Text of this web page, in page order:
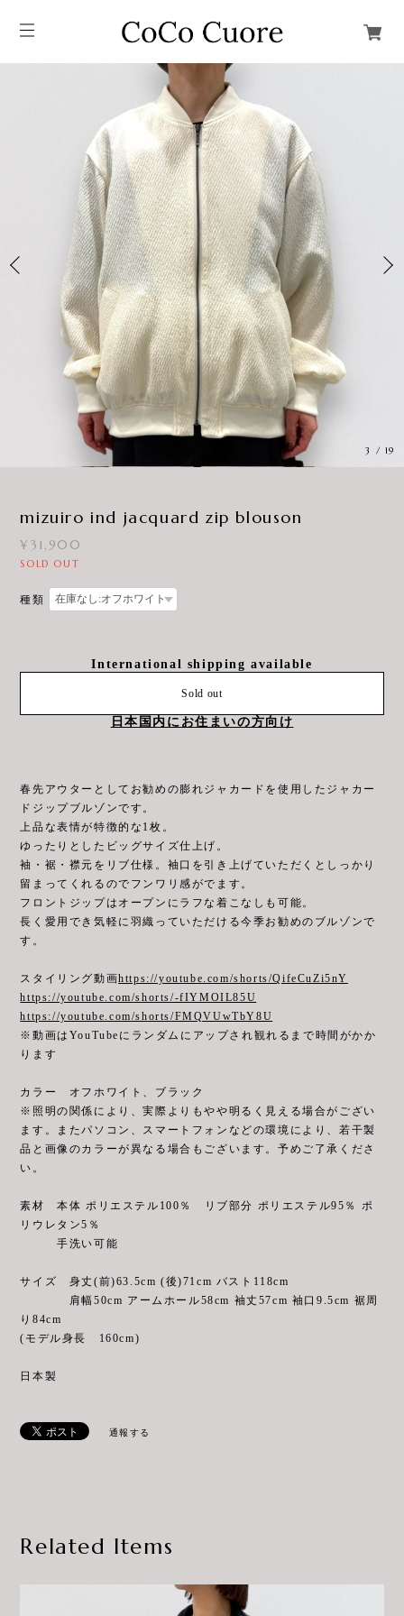
3 / 19
mizuiro ind jacquard zip blouson
¥31,900
SOLD OUT
種類
International shipping available
Sold out
日本国内にお住まいの方向け
春先アウターとしてお勧めの膨れジャカードを使用したジャカー
ドジップブルゾンです。
上品な表情が特徴的な1枚。
ゆったりとしたビッグサイズ仕上げ。
袖・裾・襟元をリブ仕様。袖口を引き上げていただくとしっかり
留まってくれるのでフンワリ感がでます。
フロントジップはオープンにラフな着こなしも可能。
長く愛用でき気軽に羽織っていただける今季お勧めのブルゾンで
す。
スタイリング動画https://youtube.com/shorts/QifeCuZi5nY
https://youtube.com/shorts/-fIYMOIL85U
https://youtube.com/shorts/FMQVUwTbY8U
※動画はYouTubeにランダムにアップされ観れるまで時間がかか
ります
カラー オフホワイト、ブラック
※照明の関係により、実際よりもやや明るく見える場合がござい
ます。またパソコン、スマートフォンなどの環境により、若干製
品と画像のカラーが異なる場合もございます。予めご了承くださ
い。
素材 本体 ポリエステル100％ リブ部分 ポリエステル95％ ポ
リウレタン5％
手洗い可能
サイズ 身丈(前)63.5cm (後)71cm バスト118cm
肩幅50cm アームホール58cm 袖丈57cm 袖口9.5cm 裾周
り84cm
(モデル身長 160cm)
日本製
通報する
Related Items